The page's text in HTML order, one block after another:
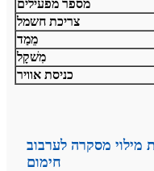
מספר מפעילים
צריכת חשמל
מֵמַד
מִשׁקָל
כניסת אוויר
מילוי מסקרה לערבוב
חימום